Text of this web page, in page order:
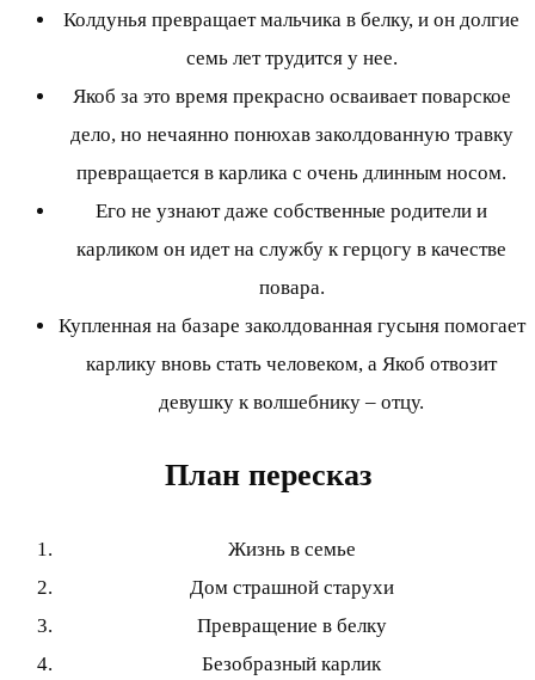
Колдунья превращает мальчика в белку, и он долгие
семь лет трудится у нее.
Якоб за это время прекрасно осваивает поварское
дело, но нечаянно понюхав заколдованную травку
превращается в карлика с очень длинным носом.
Его не узнают даже собственные родители и
карликом он идет на службу к герцогу в качестве
повара.
Купленная на базаре заколдованная гусыня помогает
карлику вновь стать человеком, а Якоб отвозит
девушку к волшебнику – отцу.
План пересказ
Жизнь в семье
Дом страшной старухи
Превращение в белку
Безобразный карлик